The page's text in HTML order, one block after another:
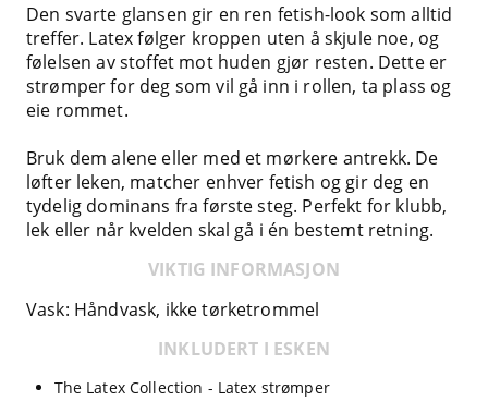
Den svarte glansen gir en ren fetish-look som alltid
treffer. Latex følger kroppen uten å skjule noe, og
følelsen av stoffet mot huden gjør resten. Dette er
strømper for deg som vil gå inn i rollen, ta plass og
eie rommet.
Bruk dem alene eller med et mørkere antrekk. De
løfter leken, matcher enhver fetish og gir deg en
tydelig dominans fra første steg. Perfekt for klubb,
lek eller når kvelden skal gå i én bestemt retning.
VIKTIG INFORMASJON
Vask: Håndvask, ikke tørketrommel
INKLUDERT I ESKEN
The Latex Collection - Latex strømper